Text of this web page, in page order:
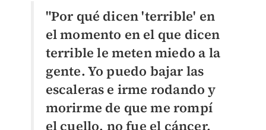
"Por qué dicen 'terrible' en
el momento en el que dicen
terrible le meten miedo a la
gente. Yo puedo bajar las
escaleras e irme rodando y
morirme de que me rompí
el cuello, no fue el cáncer,